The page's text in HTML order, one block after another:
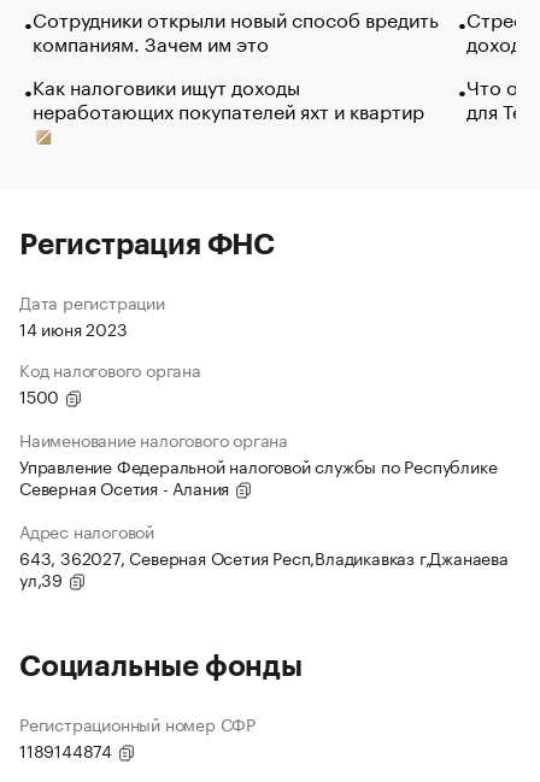
Сотрудники открыли новый способ вредить
компаниям. Зачем им это
Как налоговики ищут доходы
неработающих покупателей яхт и квартир
Что
для
Регистрация ФНС
Дата регистрации
14 июня 2023
Код налогового органа
1500
Наименование налогового органа
Управление Федеральной налоговой службы по Республике
Северная Осетия - Алания
Адрес налоговой
643, 362027, Северная Осетия Респ,Владикавказ г,Джанаева
ул,39
Социальные фонды
Регистрационный номер СФР
1189144874